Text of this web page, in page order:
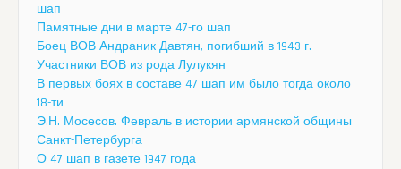
шап
Памятные дни в марте 47-го шап
Боец ВОВ Андраник Давтян, погибший в 1943 г.
Участники ВОВ из рода Лулукян
В первых боях в составе 47 шап им было тогда около
18-ти
Э.Н. Мосесов. Февраль в истории армянской общины
Санкт-Петербурга
О 47 шап в газете 1947 года